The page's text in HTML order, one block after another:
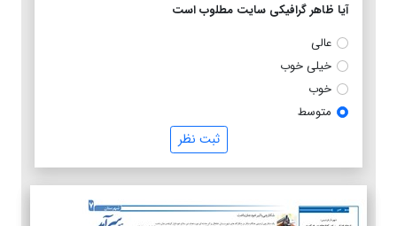
آیا ظاهر گرافیکی سایت مطلوب است
عالی
خیلی خوب
خوب
متوسط
ثبت نظر